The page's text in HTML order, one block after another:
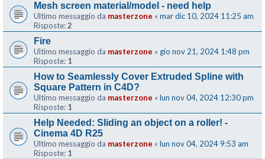
Mesh screen material/model - need help
Ultimo messaggio da masterzone « mar dic 10, 2024 11:25 am
Risposte:2
Fire
Ultimo messaggio da masterzone « gio nov 21, 2024 1:48 pm
Risposte: 1
How to Seamlessly Cover Extruded Spline with
Square Pattern in C4D?
Ultimo messaggio da masterzone « lun nov 04, 2024 12:30 pm
Risposte: 1
Help Needed: Sliding an object on a roller! -
Cinema 4D R25
Ultimo messaggio da masterzone « lun nov 04, 2024 9:53 am
Risposte: 1